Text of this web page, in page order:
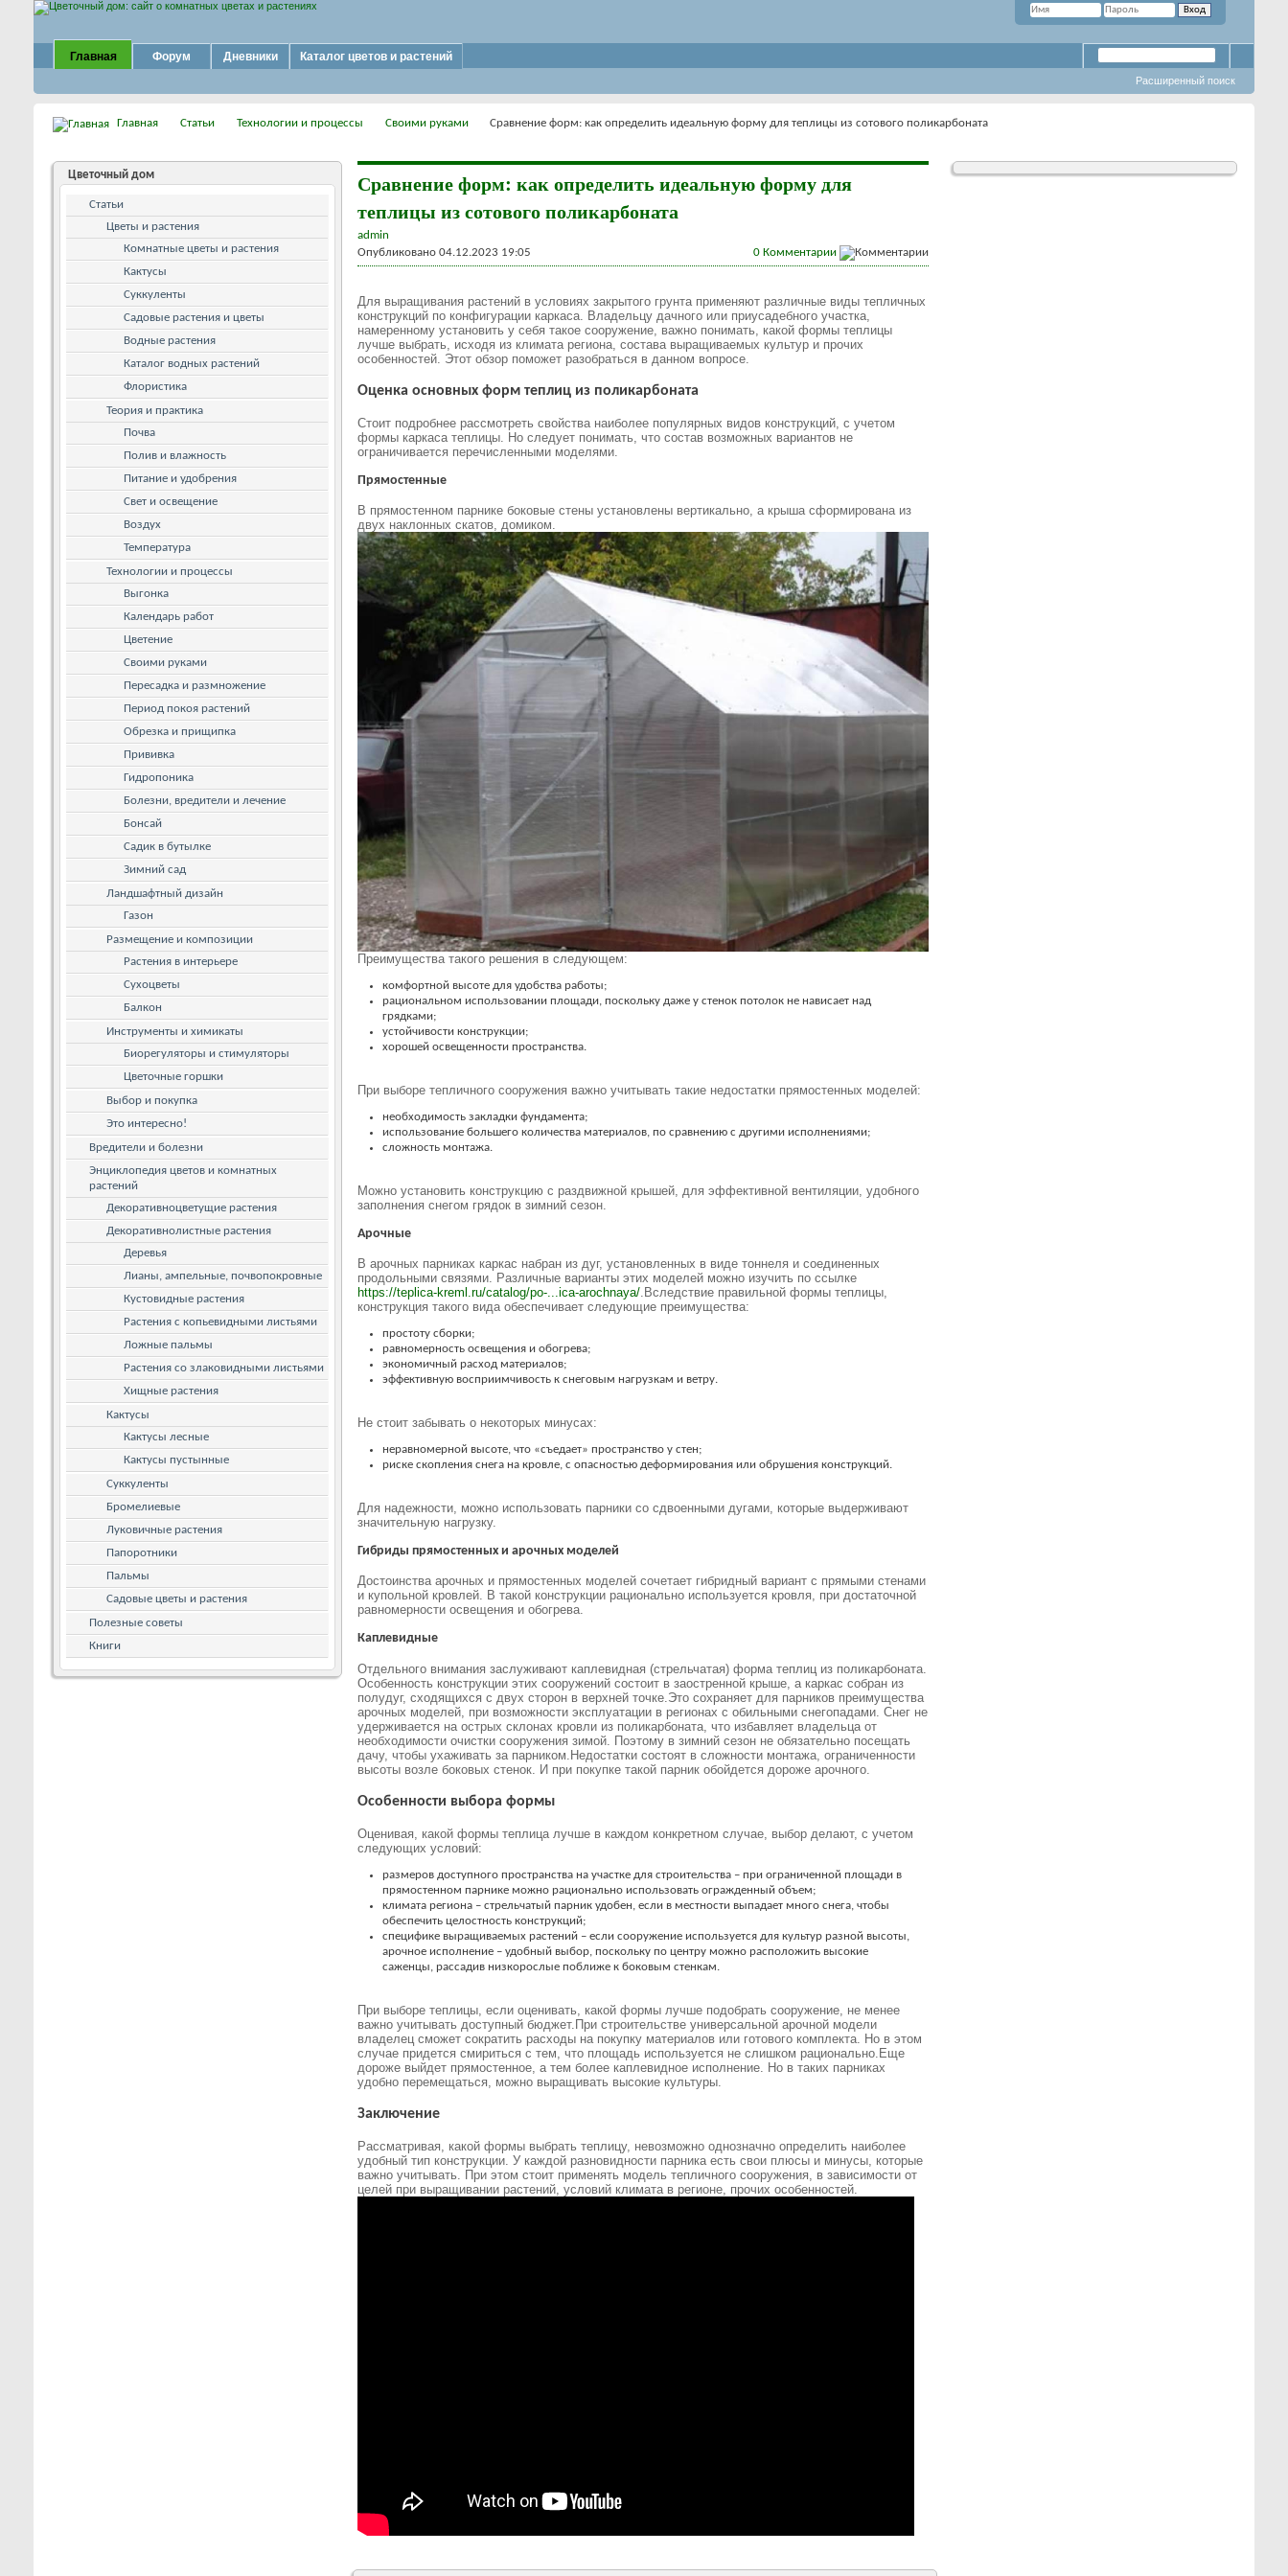
Главная Форум Дневники Каталог цветов и растений
Расширенный поиск
Главная Статьи Технологии и процессы Своими руками Сравнение форм: как определить идеальную форму для теплицы из сотового поликарбоната
Сравнение форм: как определить идеальную форму для
теплицы из сотового поликарбоната
admin
Опубликовано 04.12.2023 19:05
0 Комментарии
Для выращивания растений в условиях закрытого грунта применяют различные виды тепличных
конструкций по конфигурации каркаса. Владельцу дачного или приусадебного участка,
намеренному установить у себя такое сооружение, важно понимать, какой формы теплицы
лучше выбрать, исходя из климата региона, состава выращиваемых культур и прочих
особенностей. Этот обзор поможет разобраться в данном вопросе.
Оценка основных форм теплиц из поликарбоната
Стоит подробнее рассмотреть свойства наиболее популярных видов конструкций, с учетом
формы каркаса теплицы. Но следует понимать, что состав возможных вариантов не
ограничивается перечисленными моделями.
Прямостенные
В прямостенном парнике боковые стены установлены вертикально, а крыша сформирована из
двух наклонных скатов, домиком.
Преимущества такого решения в следующем:
комфортной высоте для удобства работы;
рациональном использовании площади, поскольку даже у стенок потолок не нависает над
грядками;
устойчивости конструкции;
хорошей освещенности пространства.
При выборе тепличного сооружения важно учитывать такие недостатки прямостенных моделей:
необходимость закладки фундамента;
использование большего количества материалов, по сравнению с другими исполнениями;
сложность монтажа.
Можно установить конструкцию с раздвижной крышей, для эффективной вентиляции, удобного
заполнения снегом грядок в зимний сезон.
Арочные
В арочных парниках каркас набран из дуг, установленных в виде тоннеля и соединенных
продольными связями. Различные варианты этих моделей можно изучить по ссылке
https://teplica-kreml.ru/catalog/po-...ica-arochnaya/. Вследствие правильной формы теплицы,
конструкция такого вида обеспечивает следующие преимущества:
простоту сборки;
равномерность освещения и обогрева;
экономичный расход материалов;
эффективную восприимчивость к снеговым нагрузкам и ветру.
Не стоит забывать о некоторых минусах:
неравномерной высоте, что «съедает» пространство у стен;
риске скопления снега на кровле, с опасностью деформирования или обрушения конструкций.
Для надежности, можно использовать парники со сдвоенными дугами, которые выдерживают
значительную нагрузку.
Гибриды прямостенных и арочных моделей
Достоинства арочных и прямостенных моделей сочетает гибридный вариант с прямыми стенами
и купольной кровлей. В такой конструкции рационально используется кровля, при достаточной
равномерности освещения и обогрева.
Каплевидные
Отдельного внимания заслуживают каплевидная (стрельчатая) форма теплиц из поликарбоната.
Особенность конструкции этих сооружений состоит в заостренной крыше, а каркас собран из
полудуг, сходящихся с двух сторон в верхней точке. Это сохраняет для парников преимущества
арочных моделей, при возможности эксплуатации в регионах с обильными снегопадами. Снег не
удерживается на острых склонах кровли из поликарбоната, что избавляет владельца от
необходимости очистки сооружения зимой. Поэтому в зимний сезон не обязательно посещать
дачу, чтобы ухаживать за парником. Недостатки состоят в сложности монтажа, ограниченности
высоты возле боковых стенок. И при покупке такой парник обойдется дороже арочного.
Особенности выбора формы
Оценивая, какой формы теплица лучше в каждом конкретном случае, выбор делают, с учетом
следующих условий:
размеров доступного пространства на участке для строительства – при ограниченной площади в
прямостенном парнике можно рационально использовать огражденный объем;
климата региона – стрельчатый парник удобен, если в местности выпадает много снега, чтобы
обеспечить целостность конструкций;
специфике выращиваемых растений – если сооружение используется для культур разной высоты,
арочное исполнение – удобный выбор, поскольку по центру можно расположить высокие
саженцы, рассадив низкорослые поближе к боковым стенкам.
При выборе теплицы, если оценивать, какой формы лучше подобрать сооружение, не менее
важно учитывать доступный бюджет. При строительстве универсальной арочной модели
владелец сможет сократить расходы на покупку материалов или готового комплекта. Но в этом
случае придется смириться с тем, что площадь используется не слишком рационально. Еще
дороже выйдет прямостенное, а тем более каплевидное исполнение. Но в таких парниках
удобно перемещаться, можно выращивать высокие культуры.
Заключение
Рассматривая, какой формы выбрать теплицу, невозможно однозначно определить наиболее
удобный тип конструкции. У каждой разновидности парника есть свои плюсы и минусы, которые
важно учитывать. При этом стоит применять модель тепличного сооружения, в зависимости от
целей при выращивании растений, условий климата в регионе, прочих особенностей.
Цветочный дом
Статьи
Цветы и растения
Комнатные цветы и растения
Кактусы
Суккуленты
Садовые растения и цветы
Водные растения
Каталог водных растений
Флористика
Теория и практика
Почва
Полив и влажность
Питание и удобрения
Свет и освещение
Воздух
Температура
Технологии и процессы
Выгонка
Календарь работ
Цветение
Своими руками
Пересадка и размножение
Период покоя растений
Обрезка и прищипка
Прививка
Гидропоника
Болезни, вредители и лечение
Бонсай
Садик в бутылке
Зимний сад
Ландшафтный дизайн
Газон
Размещение и композиции
Растения в интерьере
Сухоцветы
Балкон
Инструменты и химикаты
Биорегуляторы и стимуляторы
Цветочные горшки
Выбор и покупка
Это интересно!
Вредители и болезни
Энциклопедия цветов и комнатных
растений
Декоративноцветущие растения
Декоративнолистные растения
Деревья
Лианы, ампельные, почвопокровные
Кустовидные растения
Растения с копьевидными листьями
Ложные пальмы
Растения со злаковидными листьями
Хищные растения
Кактусы
Кактусы лесные
Кактусы пустынные
Суккуленты
Бромелиевые
Луковичные растения
Папоротники
Пальмы
Садовые цветы и растения
Полезные советы
Книги